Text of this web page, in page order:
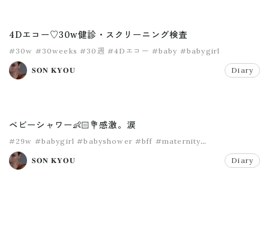
4Dエコー♡30w健診・スクリーニング検査
#30w #30weeks #30週 #4Dエコー #baby #babygirl
𝐒𝐎𝐍 𝐊𝐘𝐎𝐔 Diary
ベビーシャワー👶🏻💐感激。涙
#29w #babygirl #babyshower #bff #maternity
#ベイビーシャワー
𝐒𝐎𝐍 𝐊𝐘𝐎𝐔
Diary